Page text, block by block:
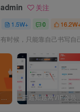
admin 关注
1.5W+ 0
有时候，只能靠自己书写自
你还在到处找项目？还在当韭菜？我靠卖项目一个月收入5万+，曾经我也是个失败者。 开通知越网VIP会员，尊享全站资源免费